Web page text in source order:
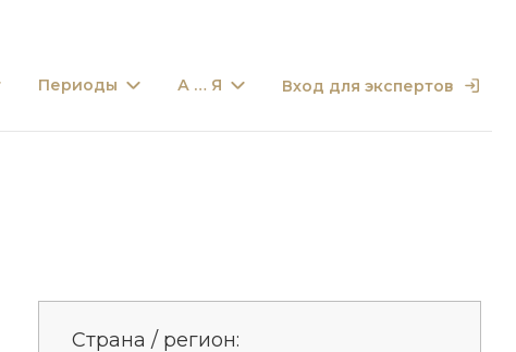
Периоды А … Я Вход для экспертов
Страна / регион: